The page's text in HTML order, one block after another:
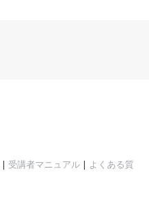
| 受講者マニュアル | よくある質